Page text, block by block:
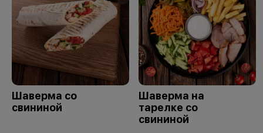
Шаверма со
свининой
Шаверма на
тарелке со
свининой